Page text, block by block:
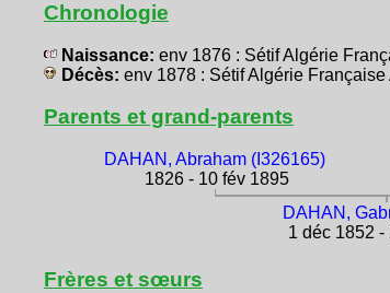
Chronologie
Naissance: env 1876 : Sétif Algérie
Décès: env 1878 : Sétif Algérie
Parents et grand-parents
DAHAN, Abraham (I326165)
1826 - 10 fév 1895
DAHAN,
1 déc 1852 -
Frères et sœurs